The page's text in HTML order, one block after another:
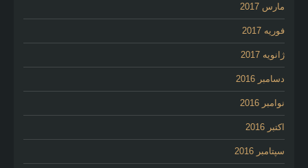
مارس 2017
فوریه 2017
ژانویه 2017
دسامبر 2016
نوامبر 2016
اکتبر 2016
سپتامبر 2016